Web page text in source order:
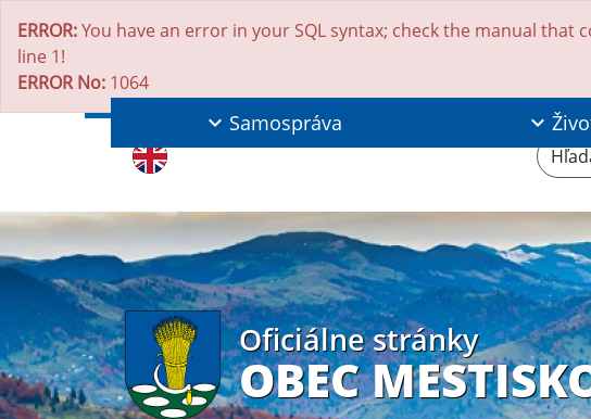
ERROR:You have an error in your SQL syntax; check the manual
line 1!
ERROR No: 1064
Samospráva
Oficiálne stránky
OBEC